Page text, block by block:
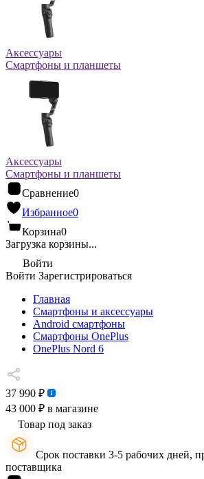
Аксессуары
Смартфоны и планшеты
Аксессуары
Смартфоны и планшеты
Сравнение0
Избранное0
Корзина0
Загрузка корзины...
Войти
Войти Зарегистрироваться
Главная
Смартфоны и аксессуары
Android cмартфоны
Смартфоны OnePlus
OnePlus Nord 6
37 990 ₽
43 000 ₽ в магазине
Товар под заказ
Срок поставки 3-5 рабочих дней,
поставщика